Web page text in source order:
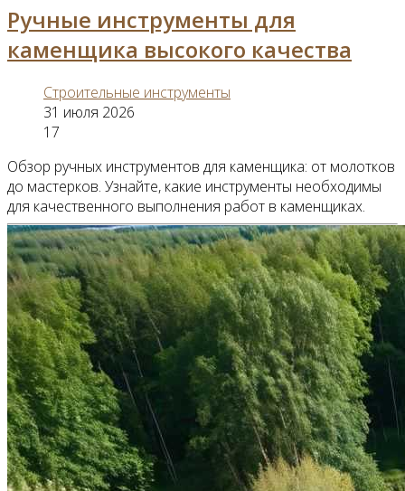
Ручные инструменты для
каменщика высокого качества
Строительные инструменты
31 июля 2026
17
Обзор ручных инструментов для каменщика: от молотков
до мастерков. Узнайте, какие инструменты необходимы
для качественного выполнения работ в каменщиках.